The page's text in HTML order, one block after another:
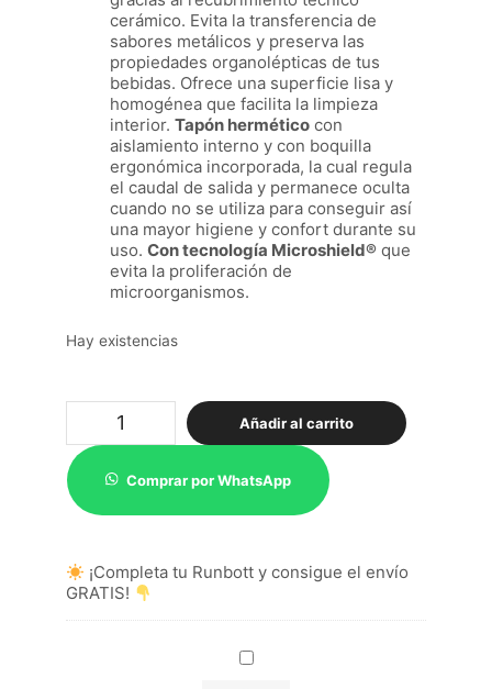
cerámico. Evita la transferencia de
sabores metálicos y preserva las
propiedades organolépticas de tus
bebidas. Ofrece una superficie lisa y
homogénea que facilita la limpieza
interior. Tapón hermético con
aislamiento interno y con boquilla
ergonómica incorporada, la cual regula
el caudal de salida y permanece oculta
cuando no se utiliza para conseguir así
una mayor higiene y confort durante su
uso. Con tecnología Microshield® que
evita la proliferación de
microorganismos.
Hay existencias
Mii
60
Iconic
Black
Añadir al carrito
Comprar por WhatsApp
¡Completa tu Runbott y consigue el envío
GRATIS!
Mii